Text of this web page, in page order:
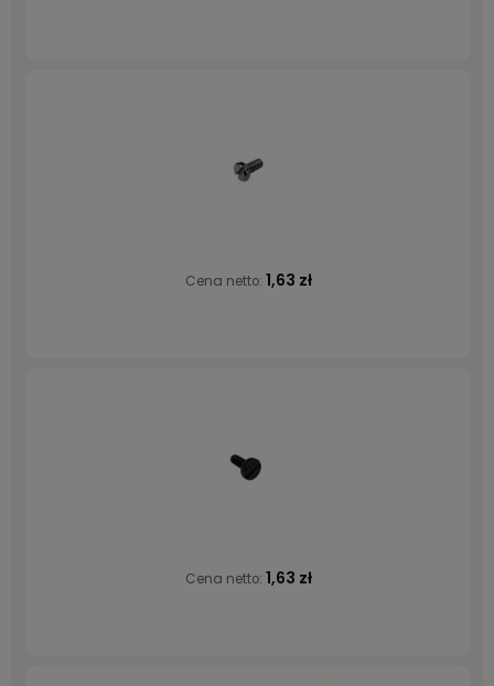
Cena netto: 1,63 zł
Cena netto: 1,63 zł